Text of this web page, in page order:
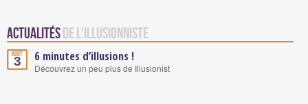
Actualités de L'Illusionniste
Août
3 6 minutes d’illusions !
Découvrez un peu plus de Illusionist